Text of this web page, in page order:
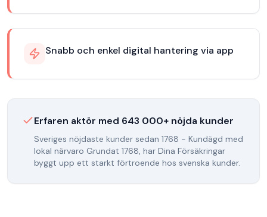
Snabb och enkel digital hantering via app
Erfaren aktör med 643 000+ nöjda kunder
Sveriges nöjdaste kunder sedan 1768 - Kundägd med
lokal närvaro Grundat 1768, har Dina Försäkringar
byggt upp ett starkt förtroende hos svenska kunder.